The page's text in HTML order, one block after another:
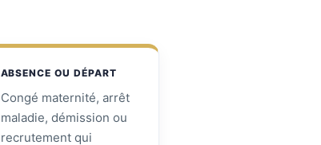
ABSENCE OU DÉPART
Congé maternité, arrêt
maladie, démission ou
recrutement qui